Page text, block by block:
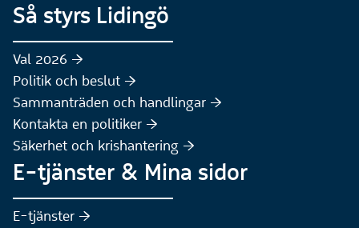
Så styrs Lidingö
Val 2026 :höger:
Politik och beslut :höger:
Sammanträden och handlingar :höger:
Kontakta en politiker :höger:
Säkerhet och krishantering :höger:
E-tjänster & Mina sidor
E-tjänster :höger: